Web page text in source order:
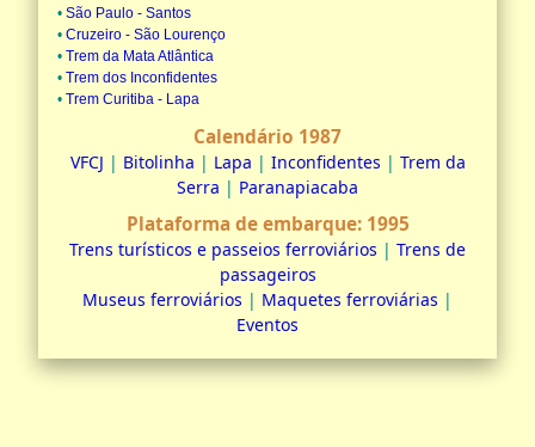
• São Paulo - Santos
• Cruzeiro - São Lourenço
• Trem da Mata Atlântica
• Trem dos Inconfidentes
• Trem Curitiba - Lapa
Calendário 1987
VFCJ | Bitolinha | Lapa | Inconfidentes | Trem da
Serra | Paranapiacaba
Plataforma de embarque: 1995
Trens turísticos e passeios ferroviários | Trens de
passageiros
Museus ferroviários | Maquetes ferroviárias |
Eventos